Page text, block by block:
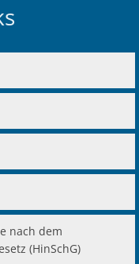
nach dem
(HinSchG)